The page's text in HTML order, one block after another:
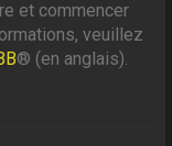
et commencer
veuillez
® (en anglais).